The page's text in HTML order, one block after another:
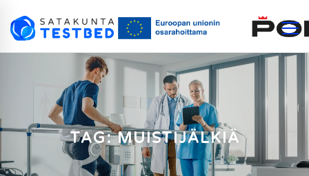
TAG: MUISTIJÄLKIÄ